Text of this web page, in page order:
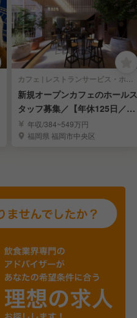
カフェ | レストランサービス・ホールスタッフ
新規オープンカフェのホールス
タッフ募集／【年休125日／完
全週休2日制】
年収/384~549万円
福岡県 福岡市中央区